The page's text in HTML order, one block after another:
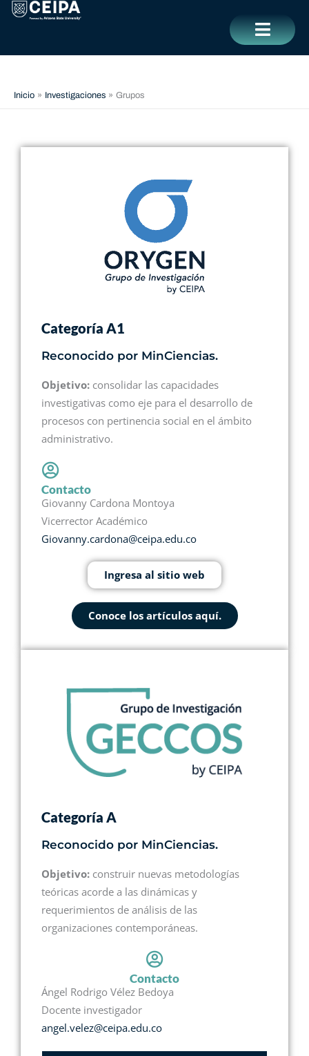
contenido
Inicio Investigaciones Grupos
Categoría A1
Reconocido por MinCiencias.
Objetivo: consolidar las capacidades
investigativas como eje para el desarrollo de
procesos con pertinencia social en el ámbito
administrativo.
Contacto
Giovanny Cardona Montoya
Vicerrector Académico
Giovanny.cardona@ceipa.edu.co
Ingresa al sitio web
Conoce los artículos aquí.
Categoría A
Reconocido por MinCiencias.
Objetivo: construir nuevas metodologías
teóricas acorde a las dinámicas y
requerimientos de análisis de las
organizaciones contemporáneas.
Contacto
Ángel Rodrigo Vélez Bedoya
Docente investigador
angel.velez@ceipa.edu.co